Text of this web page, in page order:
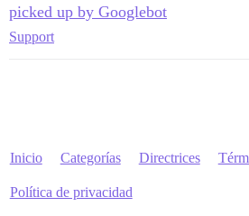
picked up by Googlebot
Support
Inicio Categorías Directrices
Política de privacidad